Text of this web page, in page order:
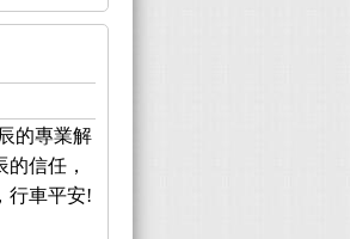
的專業解
信任，
行車平安!